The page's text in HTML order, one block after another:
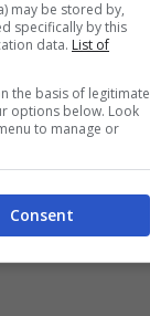
. Perché
gestiva il
may be stored by,
specifically by this
data. List of
the basis of legitimate
options below. Look
to manage or
Consent